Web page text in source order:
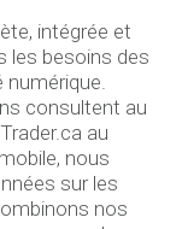
intégrée et
les besoins des
consultent au
au
nous
sur les
nos